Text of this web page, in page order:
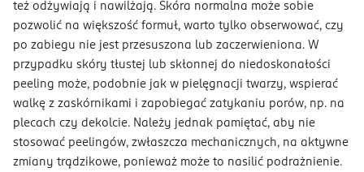
też odżywiają i nawilżają. Skóra normalna może sobie
pozwolić na większość formuł, warto tylko obserwować, czy
po zabiegu nie jest przesuszona lub zaczerwieniona. W
przypadku skóry tłustej lub skłonnej do niedoskonałości
peeling może, podobnie jak w pielęgnacji twarzy, wspierać
walkę z zaskórnikami i zapobiegać zatykaniu porów, np. na
plecach czy dekolcie. Należy jednak pamiętać, aby nie
stosować peelingów, zwłaszcza mechanicznych, na aktywne
zmiany trądzikowe, ponieważ może to nasilić podrażnienie.